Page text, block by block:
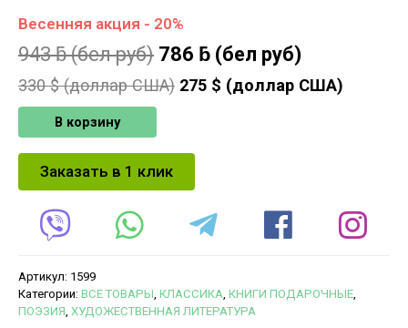
Весенняя акция - 20%
943ƃ(бел руб) 786 ƃ (бел руб)
330$ (доллар США) 275 $ (доллар США)
В корзину
Заказать в 1 клик
Артикул: 1599
Категории: ВСЕ ТОВАРЫ, КЛАССИКА, КНИГИ ПОДАРОЧНЫЕ,
ПОЭЗИЯ, ХУДОЖЕСТВЕННАЯ ЛИТЕРАТУРА